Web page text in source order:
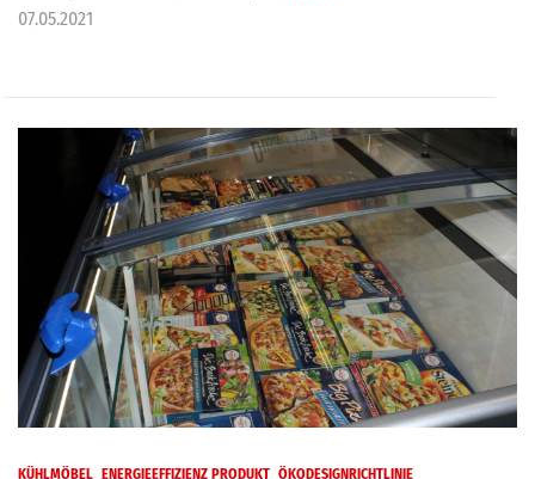
07.05.2021
KÜHLMÖBEL ENERGIEEFFIZIENZ PRODUKT ÖKODESIGNRICHTLINIE